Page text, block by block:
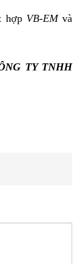
hợp VB-EM và
TY TNHH